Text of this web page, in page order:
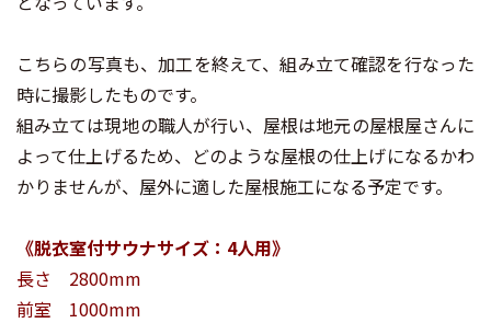
こちらの写真も、加工を終えて、組み立て確認を行なった
時に撮影したものです。
組み立ては現地の職人が行い、屋根は地元の屋根屋さんに
よって仕上げるため、どのような屋根の仕上げになるかわ
かりませんが、屋外に適した屋根施工になる予定です。
《脱衣室付サウナサイズ：4人用》
長さ 2800mm
前室 1000mm